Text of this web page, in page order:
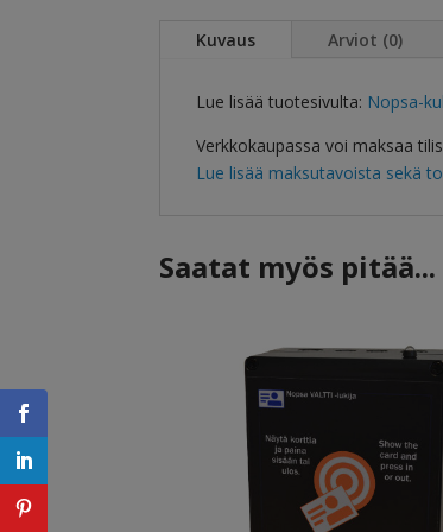
Kuvaus Arviot (0)
Lue lisää tuotesivulta: Nopsa-
Verkkokaupassa voi maksaa
Lue lisää maksutavoista sekä
Saatat myös pitää...